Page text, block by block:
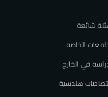
شائعة
الخاصة
في الخارج
هندسية